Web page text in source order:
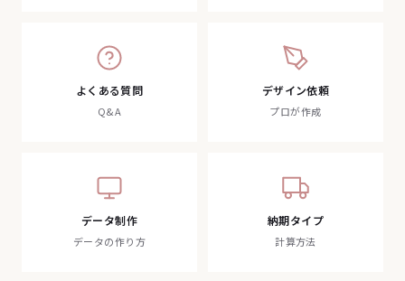
よくある質問
Q&A
デザイン依頼
プロが作成
データ制作
データの作り方
納期タイプ
計算方法